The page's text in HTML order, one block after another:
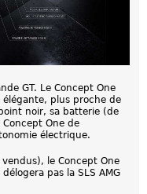
GT. Le Concept One
plus proche de
noir, sa batterie (de
One de
électrique.
le Concept One
pas la SLS AMG